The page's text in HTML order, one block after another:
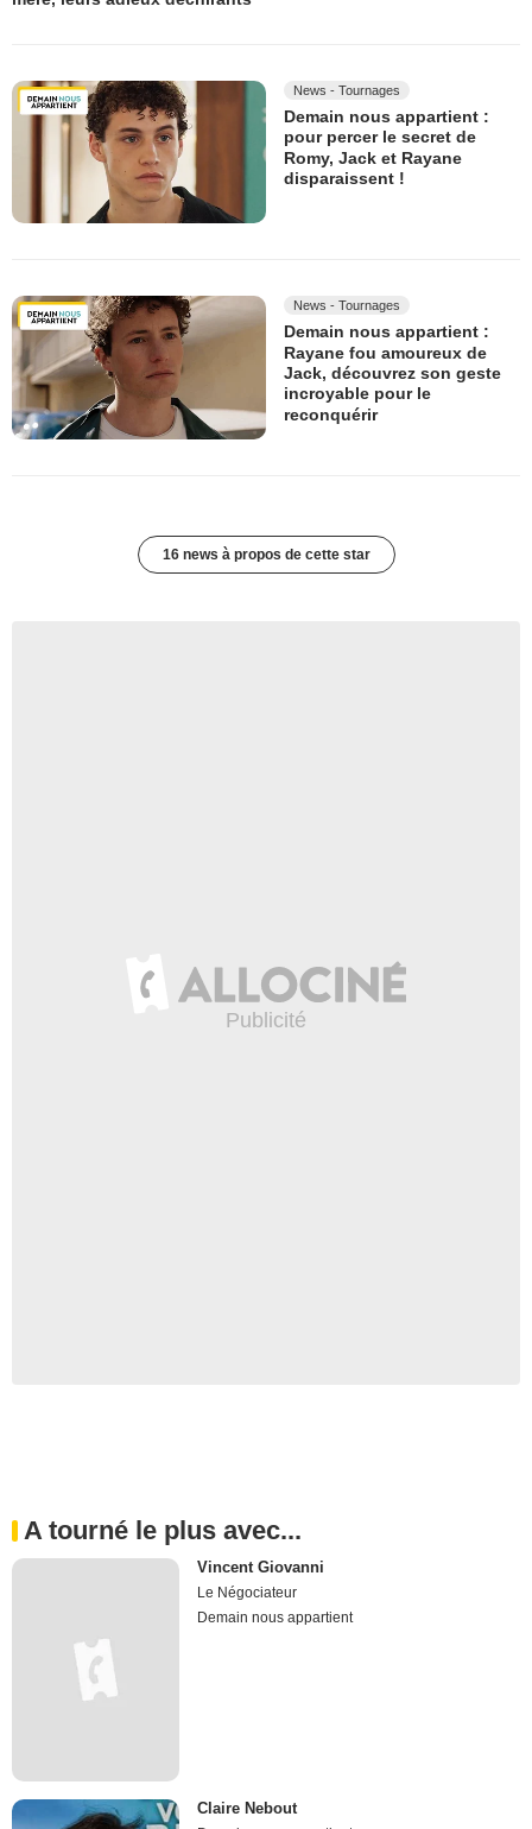
News - Tournages
Demain nous appartient :
pour percer le secret de
Romy, Jack et Rayane
disparaissent !
News - Tournages
Demain nous appartient :
Rayane fou amoureux de
Jack, découvrez son geste
incroyable pour le
reconquérir
16 news à propos de cette star
A tourné le plus avec...
Vincent Giovanni
Le Négociateur
Demain nous appartient
Claire Nebout